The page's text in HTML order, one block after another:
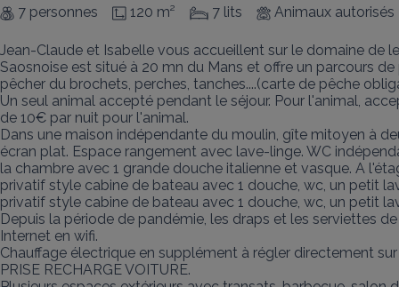
7 personnes 120 m² 7 lits Animaux autorisés
Jean-Claude et Isabelle vous accueillent sur le domaine de
Saosnoise est situé à 20 mn du Mans et offre un parcours
pêcher du brochets, perches, tanches....(carte de pêche
Un seul animal accepté pendant le séjour. Pour l'animal,
de 10€ par nuit pour l'animal.
Dans une maison indépendante du moulin, gîte mitoyen à
écran plat. Espace rangement avec lave-linge. WC
la chambre avec 1 grande douche italienne et vasque. A
privatif style cabine de bateau avec 1 douche, wc, un petit
privatif style cabine de bateau avec 1 douche, wc, un petit
Depuis la période de pandémie, les draps et les serviettes
Internet en wifi.
Chauffage électrique en supplément à régler directement
PRISE RECHARGE VOITURE.